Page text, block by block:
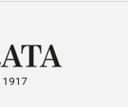
1917